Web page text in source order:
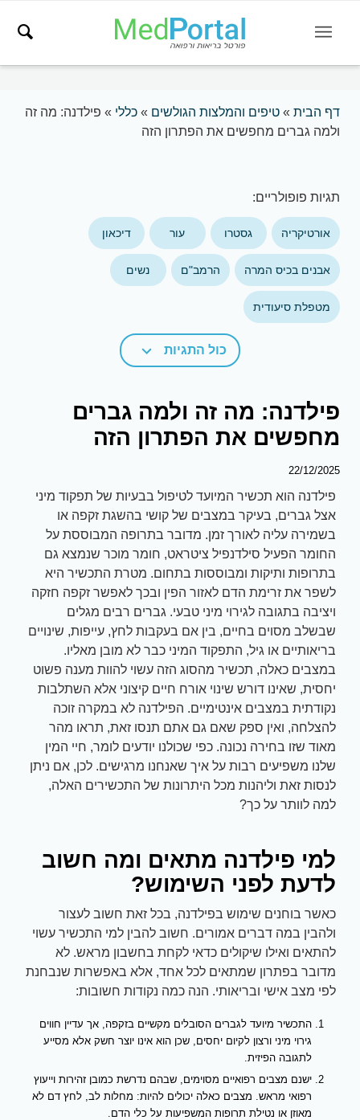
דף הבית» טיפים והמלצות הגולשים » כללי » פילדנה: מה זה
ולמה גברים מחפשים את הפתרון הזה
תגיות פופולריים:
אורטיקריה גסטרו עור דיכאון
אבנים בכיס המרה הרמב"ם נשים
מטפלת סיעודית
כול התגיות
פילדנה: מה זה ולמה גברים
מחפשים את הפתרון הזה
22/12/2025
פילדנה הוא תכשיר המיועד לטיפול בבעיות של תפקוד מיני
אצל גברים, בעיקר במצבים של קושי בהשגת זקפה או
בשמירה עליה לאורך זמן. מדובר בתרופה המבוססת על
החומר הפעיל סילדנפיל ציטראט, חומר מוכר שנמצא גם
בתרופות ותיקות ומבוססות בתחום. מטרת התכשיר היא
לשפר את זרימת הדם לאזור הפין ובכך לאפשר זקפה חזקה
ויציבה בתגובה לגירוי מיני טבעי. גברים רבים מגלים
שבשלב מסוים בחיים, בין אם בעקבות לחץ, עייפות, שינויים
בריאותיים או גיל, התפקוד המיני כבר לא מובן מאליו.
במצבים כאלה, תכשיר מהסוג הזה עשוי להוות מענה פשוט
יחסית, שאינו דורש שינוי אורח חיים קיצוני אלא השתלבות
נקודתית במצבים אינטימיים. הפילדנה לא במקרה זוכה
להצלחה, ואין ספק שאם גם אתם תנסו זאת, תראו מהר
מאוד שזו בחירה נכונה. כפי שכולנו יודעים לומר, חיי המין
שלנו משפיעים רבות על איך שאנחנו מרגישים. לכן, אם ניתן
לנסות זאת וליהנות מכל היתרונות של התכשירים האלה,
למה לוותר על כך?
למי פילדנה מתאים ומה חשוב
לדעת לפני השימוש?
כאשר בוחנים שימוש בפילדנה, בכל זאת חשוב לעצור
ולהבין במה דברים אמורים. חשוב להבין למי התכשיר עשוי
להתאים ואילו שיקולים כדאי לקחת בחשבון מראש. לא
מדובר בפתרון שמתאים לכל אחד, אלא באפשרות שנבחנת
לפי מצב אישי ובריאותי. הנה כמה נקודות חשובות:
התכשיר מיועד לגברים הסובלים מקשיים בזקפה, אך עדיין חווים
גירוי מיני ורצון לקיום יחסים, שכן הוא אינו יוצר חשק אלא מסייע
לתגובה הפיזית.
ישנם מצבים רפואיים מסוימים, שבהם נדרשת כמובן זהירות וייעוץ
רפואי מראש. מצבים כאלה יכולים להיות: מחלות לב, לחץ דם לא
מאוזן או נטילת תרופות המשפיעות על כלי הדם.